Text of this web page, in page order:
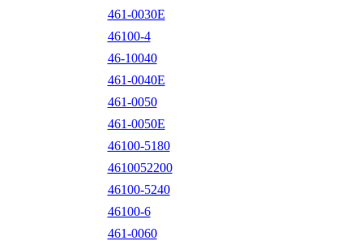
461-0030E
46100-4
46-10040
461-0040E
461-0050
461-0050E
46100-5180
4610052200
46100-5240
46100-6
461-0060